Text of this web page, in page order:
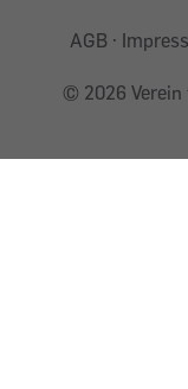
AGB
© 2026